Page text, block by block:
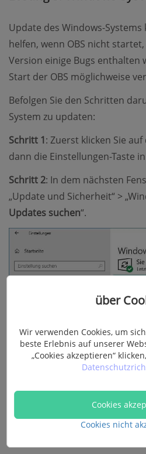
Update des Windows-
helfen, wenn OBS nicht
Version einige Bugs enthalten
Start der OBS möglichweise
Befolgen Sie den Schritten
System zu updaten:
Schritt 1: Zuerst klicken Sie
dann die Einstellungen-Taste
Schritt 2: In dem nächsten
„Update und Sicherheit“ >
Updates suchen“.
über
Wir verwenden Cookies, um
beste Erlebnis auf unserer
„Cookies akzeptieren“
Cookies
Cookies nicht